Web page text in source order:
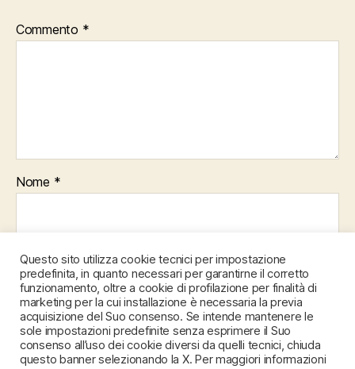
Commento *
Nome *
Email*
Sito web
Questo sito utilizza cookie tecnici per impostazione
predefinita, in quanto necessari per garantirne il corretto
funzionamento, oltre a cookie di profilazione per finalità di
marketing per la cui installazione è necessaria la previa
acquisizione del Suo consenso. Se intende mantenere le
sole impostazioni predefinite senza esprimere il Suo
consenso all’uso dei cookie diversi da quelli tecnici, chiuda
questo banner selezionando la X. Per maggiori informazioni